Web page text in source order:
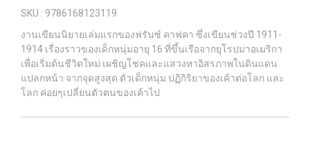
SKU : 9786168123119
งานเขียนนิยายเล่มแรกของฟรันซ์ คาฟคา ซึ่งเขียนช่วงปี 1911-
1914 เรื่องราวของเด็กหนุ่มอายุ 16 ที่ขึ้นเรือจากยุโรปมาอเมริกา
เพื่อเริ่มต้นชีวิตใหม่ เผชิญโชคและแสวงหาอิสรภาพในดินแดน
แปลกหน้า จากจุดสูงสุด ตัวเด็กหนุ่ม ปฏิกิริยาของเค้าต่อโลก และ
โลก ค่อยๆเปลี่ยนตัวตนของเค้าไป